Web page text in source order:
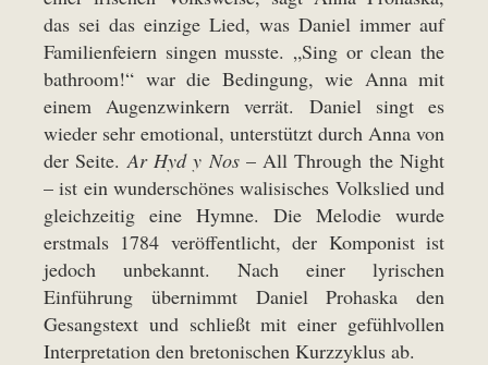
das sei das einzige Lied, was Daniel immer auf
Familienfeiern singen musste. „Sing or clean the
bathroom!“ war die Bedingung, wie Anna mit
einem Augenzwinkern verrät. Daniel singt es
wieder sehr emotional, unterstützt durch Anna von
der Seite. Ar Hyd y Nos– All Through the Night
– ist ein wunderschönes walisisches Volkslied und
gleichzeitig eine Hymne. Die Melodie wurde
erstmals 1784 veröffentlicht, der Komponist ist
jedoch unbekannt. Nach einer lyrischen
Einführung übernimmt Daniel Prohaska den
Gesangstext und schließt mit einer gefühlvollen
Interpretation den bretonischen Kurzzyklus ab.